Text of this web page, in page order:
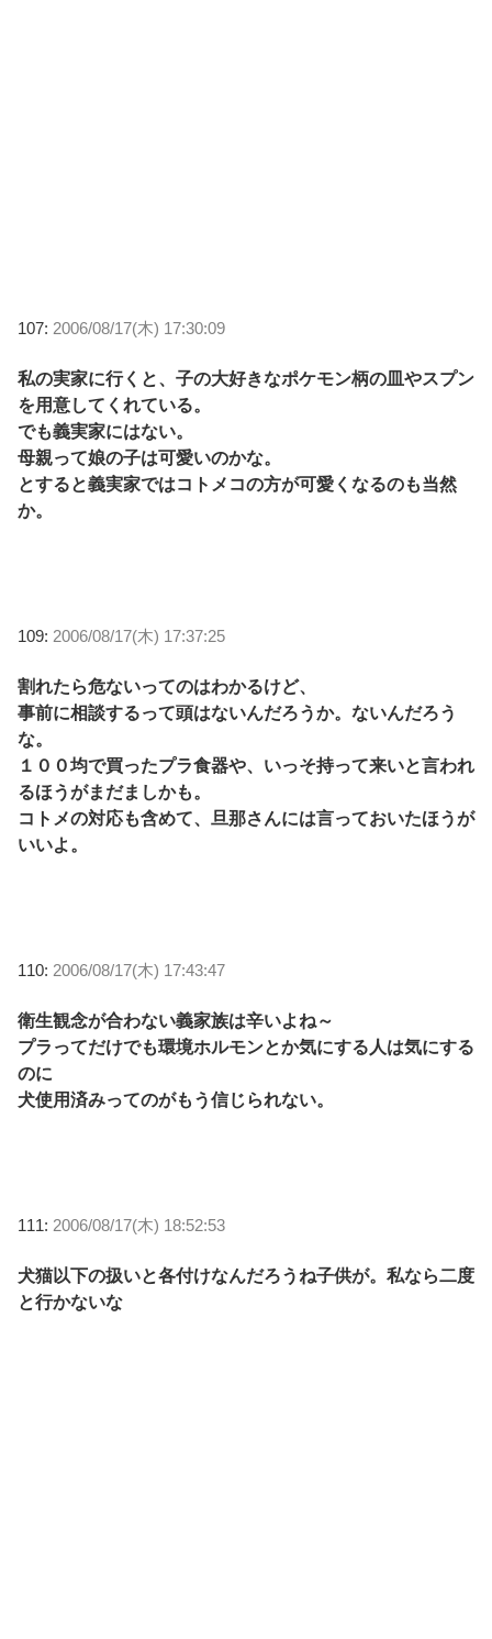
107: 2006/08/17(木) 17:30:09
私の実家に行くと、子の大好きなポケモン柄の皿やスプン
を用意してくれている。
でも義実家にはない。
母親って娘の子は可愛いのかな。
とすると義実家ではコトメコの方が可愛くなるのも当然
か。
109: 2006/08/17(木) 17:37:25
割れたら危ないってのはわかるけど、
事前に相談するって頭はないんだろうか。ないんだろう
な。
１００均で買ったプラ食器や、いっそ持って来いと言われ
るほうがまだましかも。
コトメの対応も含めて、旦那さんには言っておいたほうが
いいよ。
110: 2006/08/17(木) 17:43:47
衛生観念が合わない義家族は辛いよね～
プラってだけでも環境ホルモンとか気にする人は気にする
のに
犬使用済みってのがもう信じられない。
111: 2006/08/17(木) 18:52:53
犬猫以下の扱いと各付けなんだろうね子供が。私なら二度
と行かないな